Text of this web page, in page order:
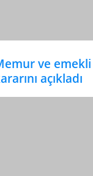
ve
açıkladı